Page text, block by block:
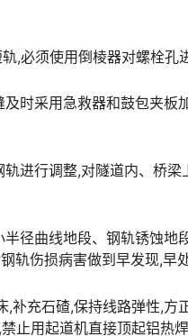
,必须使用倒棱器对螺栓孔
时采用急救器和鼓包夹
进行调整,对隧道内、桥
径曲线地段、钢轨锈蚀
轨伤损病害做到早发现,早处
,补充石碴,保持线路弹性,
止用起道机直接顶起铝热